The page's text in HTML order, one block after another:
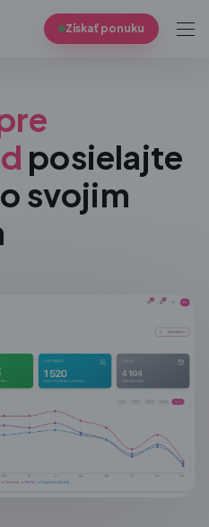
Získať ponuku
posielajte
svojim